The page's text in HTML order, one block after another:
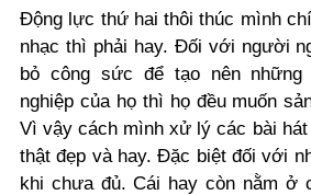
Động lực thứ hai thôi thúc mình
nhạc thì phải hay. Đối với người
bỏ công sức để tạo nên
nghiệp của họ thì họ đều muốn
Vì vậy cách mình xử lý các bài hát
thật đẹp và hay. Đặc biệt đối với
khi chưa đủ. Cái hay còn nằm ở